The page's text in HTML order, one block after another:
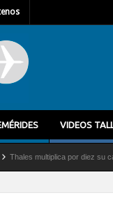
VIDEOS
por diez su capacidad